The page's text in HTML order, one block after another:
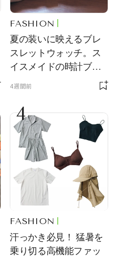
FASHION
夏の装いに映えるブレ
スレットウォッチ。ス
イスメイドの時計ブラ
ンド【フレデリック・
をレビュー。【それい
け！ 良品ハンター】
4週間前
4
FASHION
汗っかき必見！ 猛暑を
乗り切る高機能ファッ